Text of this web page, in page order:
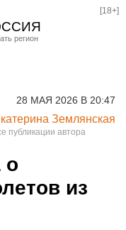
[18+]
28 МАЯ 2026 В 20:47
Землянская
о
из